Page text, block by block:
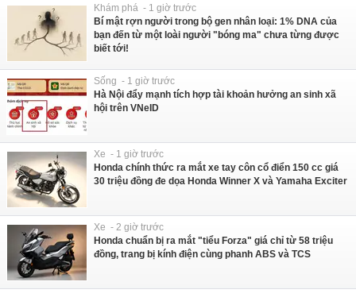
Khám phá - 1 giờ trước
Bí mật rợn người trong bộ gen nhân loại: 1% DNA của
bạn đến từ một loài người "bóng ma" chưa từng được
biết tới!
Sống - 1 giờ trước
Hà Nội đẩy mạnh tích hợp tài khoản hưởng an sinh xã
hội trên VNeID
Xe - 1 giờ trước
Honda chính thức ra mắt xe tay côn cổ điển 150 cc giá
30 triệu đồng đe dọa Honda Winner X và Yamaha Exciter
Xe - 2 giờ trước
Honda chuẩn bị ra mắt "tiểu Forza" giá chỉ từ 58 triệu
đồng, trang bị kính điện cùng phanh ABS và TCS